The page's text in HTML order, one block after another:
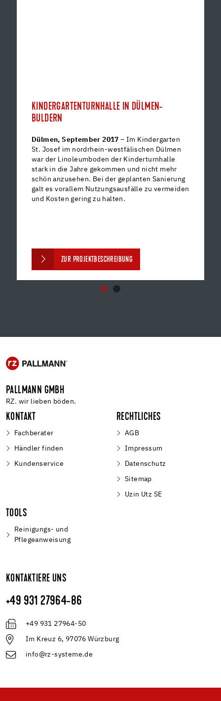
KINDERGARTENTURNHALLE IN DÜLMEN-
BULDERN
Dülmen, September 2017 – Im Kindergarten
St. Josef im nordrhein-westfälischen Dülmen
war der Linoleumboden der Kinderturnhalle
stark in die Jahre gekommen und nicht mehr
schön anzusehen. Bei der geplanten Sanierung
galt es vorallem Nutzungsausfälle zu vermeiden
und Kosten gering zu halten.
ZUR PROJEKTBESCHREIBUNG
PALLMANN GMBH
RZ. wir lieben böden.
KONTAKT
Fachberater
Händler finden
Kundenservice
RECHTLICHES
AGB
Impressum
Datenschutz
Sitemap
Uzin Utz SE
TOOLS
Reinigungs- und
Pflegeanweisung
KONTAKTIERE UNS
+49 931 27964-86
+49 931 27964-50
Im Kreuz 6, 97076 Würzburg
info@rz-systeme.de